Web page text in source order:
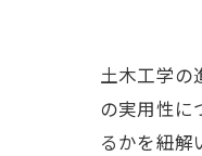
土木工学の
の実用性に
るかを紐解